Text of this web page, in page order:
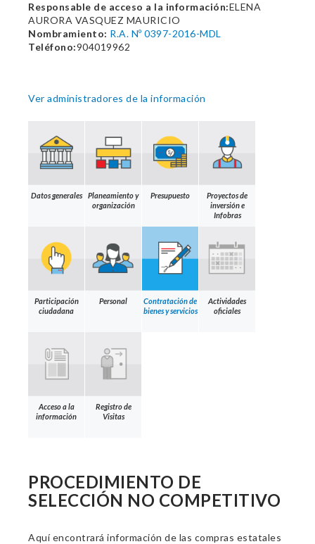
Responsable de acceso a la información:ELENA
AURORA VASQUEZ MAURICIO
Nombramiento: R.A. Nº 0397-2016-MDL
Teléfono:904019962
Ver administradores de la información
Datos generales
Planeamiento y
organización
Presupuesto
Proyectos de
inversión e
Infobras
Participación
ciudadana
Personal
Contratación de
bienes y servicios
Actividades
oficiales
Acceso a la
información
Registro de
Visitas
PROCEDIMIENTO DE
SELECCIÓN NO COMPETITIVO
Aquí encontrará información de las compras estatales